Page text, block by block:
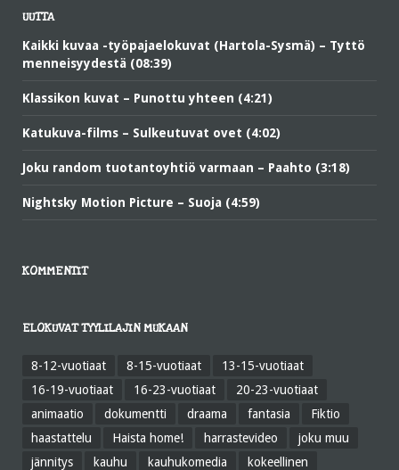
UUTTA
Kaikki kuvaa -työpajaelokuvat (Hartola-Sysmä) – Tyttö
menneisyydestä (08:39)
Klassikon kuvat – Punottu yhteen (4:21)
Katukuva-films – Sulkeutuvat ovet (4:02)
Joku random tuotantoyhtiö varmaan – Paahto (3:18)
Nightsky Motion Picture – Suoja (4:59)
KOMMENTIT
ELOKUVAT TYYLILAJIN MUKAAN
8-12-vuotiaat 8-15-vuotiaat
13-15-vuotiaat
16-19-vuotiaat
16-23-vuotiaat
20-23-vuotiaat
animaatio
dokumentti draama fantasia
Fiktio
haastattelu
Haista home! harrastevideo
joku muu
jännitys
kauhu kauhukomedia
kokeellinen